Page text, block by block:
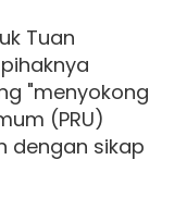
Tuan
"menyokong
(PRU)
dengan sikap